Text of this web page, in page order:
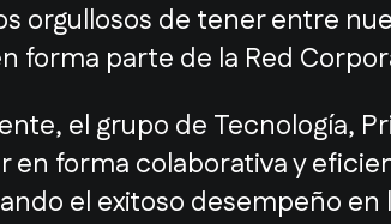
orgullosos de tener entre
forma parte de la Red
el grupo de Tecnología,
en forma colaborativa y
el exitoso desempeño